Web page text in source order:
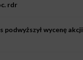
rdr
podwyższył wycenę akcji